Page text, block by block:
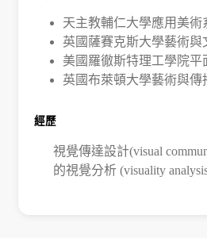
學生課外活動
訪談照片
規章表格
相關連結
天主教輔仁大學應用美
英國薩賽克斯大學藝術與
美國羅徹斯特理工學院平
英國布萊頓大學藝術與傳
經歷
視覺傳達設計(visual
的視覺分析 (visuality